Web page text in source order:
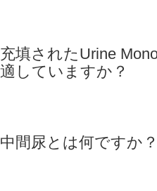
充填されたUrine
適していますか？
中間尿とは何ですか？